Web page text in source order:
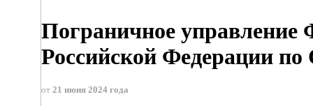
Пограничное управление
Российской Федерации
от 21 июня 2024 года